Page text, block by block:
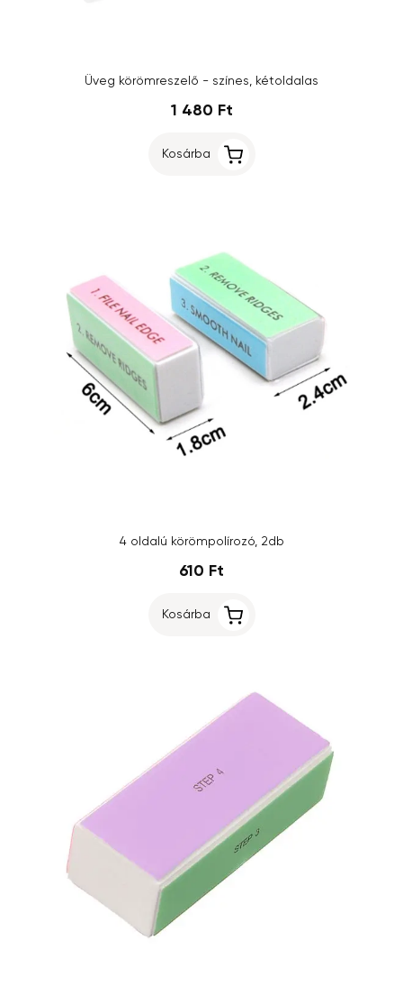
Üveg körömreszelő - színes, kétoldalas
1 480 Ft
Kosárba
4 oldalú körömpolírozó, 2db
610 Ft
Kosárba